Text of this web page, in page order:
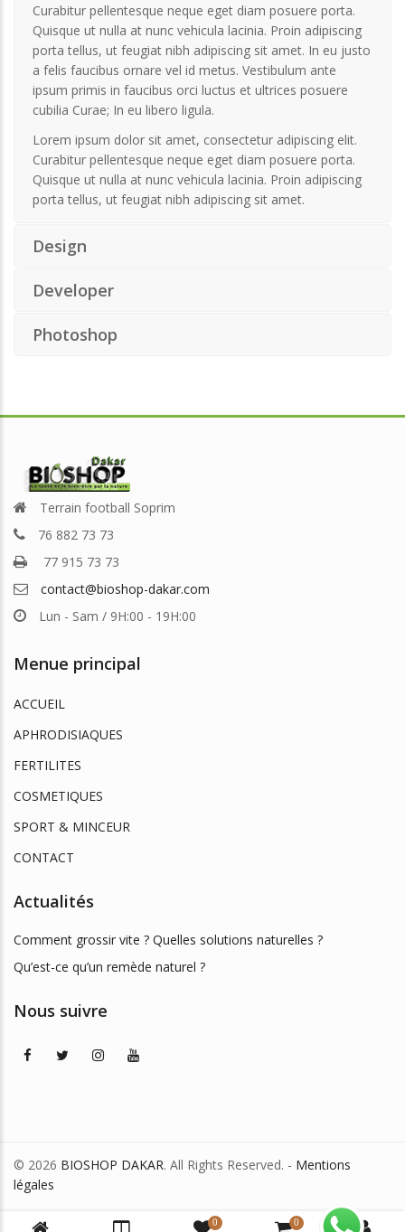
Curabitur pellentesque neque eget diam posuere porta.
Quisque ut nulla at nunc vehicula lacinia. Proin adipiscing
porta tellus, ut feugiat nibh adipiscing sit amet. In eu justo
a felis faucibus ornare vel id metus. Vestibulum ante
ipsum primis in faucibus orci luctus et ultrices posuere
cubilia Curae; In eu libero ligula.
Lorem ipsum dolor sit amet, consectetur adipiscing elit.
Curabitur pellentesque neque eget diam posuere porta.
Quisque ut nulla at nunc vehicula lacinia. Proin adipiscing
porta tellus, ut feugiat nibh adipiscing sit amet.
Design
Developer
Photoshop
Terrain football Soprim
76 882 73 73
77 915 73 73
contact@bioshop-dakar.com
Lun - Sam / 9H:00 - 19H:00
Menue principal
ACCUEIL
APHRODISIAQUES
FERTILITES
COSMETIQUES
SPORT & MINCEUR
CONTACT
Actualités
Comment grossir vite ? Quelles solutions naturelles ?
Qu’est-ce qu’un remède naturel ?
Nous suivre
© 2026 BIOSHOP DAKAR. All Rights Reserved. - Mentions
légales
0 0